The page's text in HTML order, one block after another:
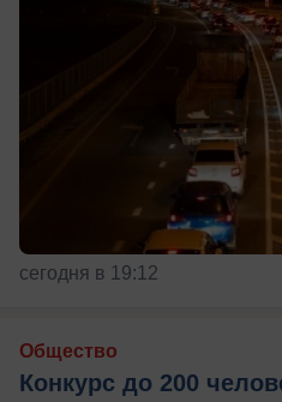
сегодня в 19:12
Общество
Конкурс до 200